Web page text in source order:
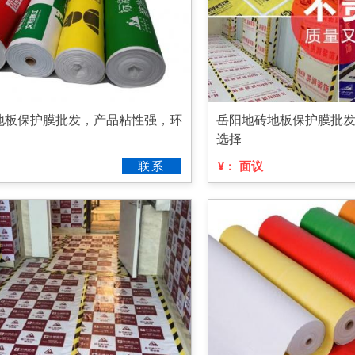
板保护膜批发，产品粘性强，环
联系
岳阳地砖地板保护膜批
选择
¥： 面议